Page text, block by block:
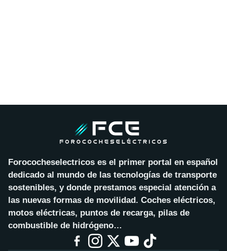
Forococheselectricos es el primer portal en español
dedicado al mundo de las tecnologías de transporte
sostenibles, y donde prestamos especial atención a
las nuevas formas de movilidad. Coches eléctricos,
motos eléctricas, puntos de recarga, pilas de
combustible de hidrógeno…